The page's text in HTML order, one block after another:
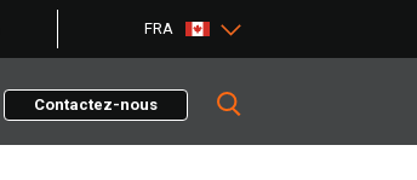
FRA
Contactez-nous